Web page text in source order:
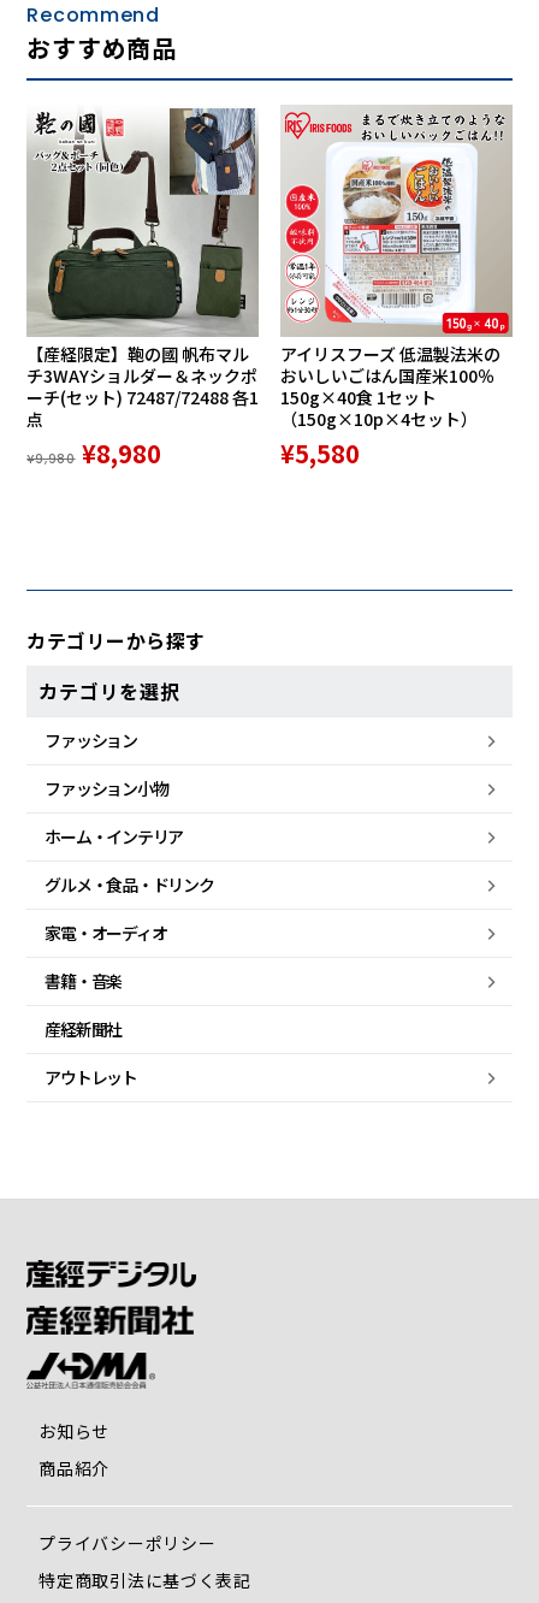
カテゴリーから探す
カテゴリを選択
ファッション
ファッション小物
ホーム・ インテリア
グルメ・食品・ ドリンク
家電・ オーディオ
書籍・音楽
産経新聞社
アウトレット
Recommend
おすすめ商品
【産経限定】鞄の國 帆布マル
チ3WAYショルダー＆ネックポ
ーチ(セット) 72487/72488 各1
点
¥9,980 ¥8,980
アイリスフーズ 低温製法米の
おいしいごはん国産米100％
150g×40食 1セット
（150g×10p×4セット）
¥5,580
お知らせ
商品紹介
プライバシーポリシー
特定商取引法に基づく表記